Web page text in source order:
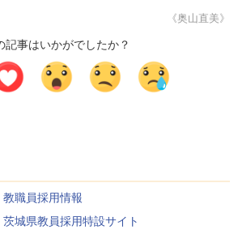
《奥山直美》
記事はいかがでしたか？
職員採用情報
城県教員採用特設サイト